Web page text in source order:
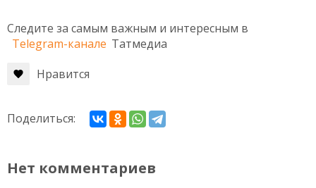
Следите за самым важным и интересным в
Telegram-канале Татмедиа
Нравится
Поделиться:
Нет комментариев